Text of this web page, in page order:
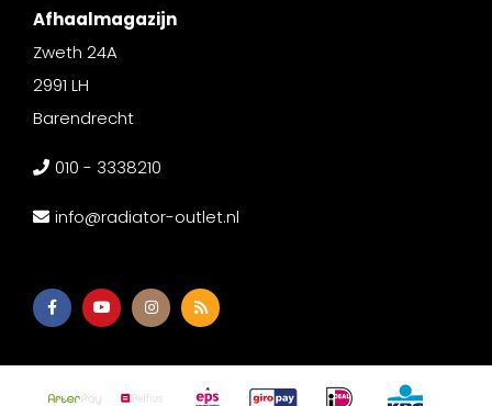
Afhaalmagazijn
Zweth 24A
2991 LH
Barendrecht
010 - 3338210
info@radiator-outlet.nl